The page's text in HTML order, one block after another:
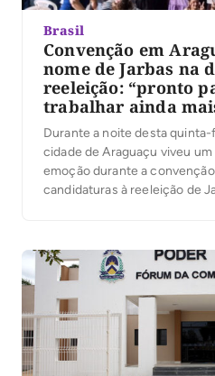
Brasil
Convenção em
nome de Jarbas na
reeleição: “pronto
trabalhar ainda
Durante a noite desta quinta-
cidade de Araguaçu viveu
emoção durante a
candidaturas à reeleição de
mil pessoas, todas